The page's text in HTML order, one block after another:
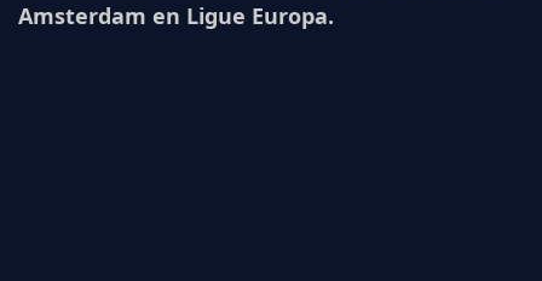
Amsterdam en Ligue Europa.